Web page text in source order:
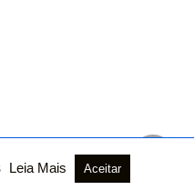
Leia Mais Aceitar